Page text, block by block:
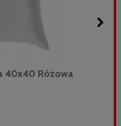
40x40 Różowa